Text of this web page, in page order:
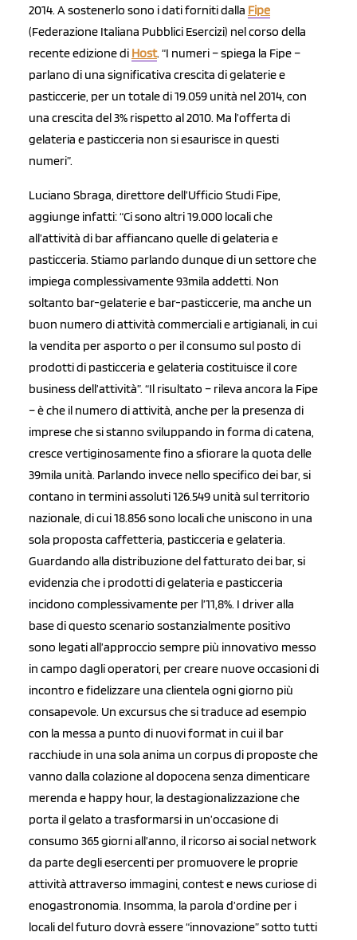
2014. A sostenerlo sono i dati forniti dalla Fipe
(Federazione Italiana Pubblici Esercizi) nel corso della
recente edizione di Host. “I numeri – spiega la Fipe –
parlano di una significativa crescita di gelaterie e
pasticcerie, per un totale di 19.059 unità nel 2014, con
una crescita del 3% rispetto al 2010. Ma l’offerta di
gelateria e pasticceria non si esaurisce in questi
numeri”.
Luciano Sbraga, direttore dell’Ufficio Studi Fipe,
aggiunge infatti: “Ci sono altri 19.000 locali che
all’attività di bar affiancano quelle di gelateria e
pasticceria. Stiamo parlando dunque di un settore che
impiega complessivamente 93mila addetti. Non
soltanto bar-gelaterie e bar-pasticcerie, ma anche un
buon numero di attività commerciali e artigianali, in cui
la vendita per asporto o per il consumo sul posto di
prodotti di pasticceria e gelateria costituisce il core
business dell’attività”. “Il risultato – rileva ancora la Fipe
– è che il numero di attività, anche per la presenza di
imprese che si stanno sviluppando in forma di catena,
cresce vertiginosamente fino a sfiorare la quota delle
39mila unità. Parlando invece nello specifico dei bar, si
contano in termini assoluti 126.549 unità sul territorio
nazionale, di cui 18.856 sono locali che uniscono in una
sola proposta caffetteria, pasticceria e gelateria.
Guardando alla distribuzione del fatturato dei bar, si
evidenzia che i prodotti di gelateria e pasticceria
incidono complessivamente per l’11,8%. I driver alla
base di questo scenario sostanzialmente positivo
sono legati all’approccio sempre più innovativo messo
in campo dagli operatori, per creare nuove occasioni di
incontro e fidelizzare una clientela ogni giorno più
consapevole. Un excursus che si traduce ad esempio
con la messa a punto di nuovi format in cui il bar
racchiude in una sola anima un corpus di proposte che
vanno dalla colazione al dopocena senza dimenticare
merenda e happy hour, la destagionalizzazione che
porta il gelato a trasformarsi in un’occasione di
consumo 365 giorni all’anno, il ricorso ai social network
da parte degli esercenti per promuovere le proprie
attività attraverso immagini, contest e news curiose di
enogastronomia. Insomma, la parola d’ordine per i
locali del futuro dovrà essere “innovazione” sotto tutti